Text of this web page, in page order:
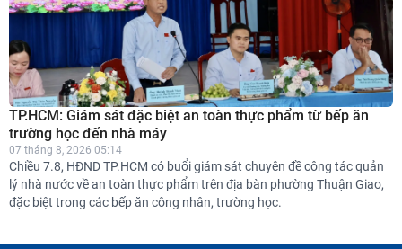
TP.HCM: Giám sát đặc biệt an toàn thực phẩm từ bếp ăn
trường học đến nhà máy
07 tháng 8, 2026 05:14
Chiều 7.8, HĐND TP.HCM có buổi giám sát chuyên đề công tác quản
lý nhà nước về an toàn thực phẩm trên địa bàn phường Thuận Giao,
đặc biệt trong các bếp ăn công nhân, trường học.